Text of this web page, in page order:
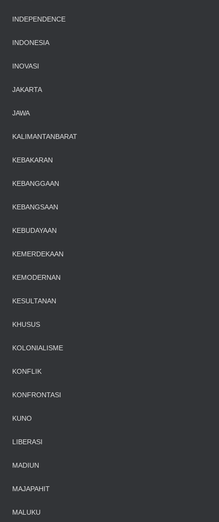
INDEPENDENCE
INDONESIA
INOVASI
JAKARTA
JAWA
KALIMANTANBARAT
KEBAKARAN
KEBANGGAAN
KEBANGSAAN
KEBUDAYAAN
KEMERDEKAAN
KEMODERNAN
KESULTANAN
KHUSUS
KOLONIALISME
KONFLIK
KONFRONTASI
KUNO
LIBERASI
MADIUN
MAJAPAHIT
MALUKU